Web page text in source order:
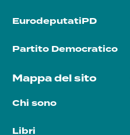
EurodeputatiPD
Partito Democratico
Mappa del sito
Chi sono
Libri